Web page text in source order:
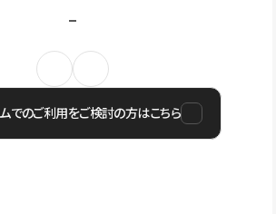
でのご利用をご検討の方はこちら